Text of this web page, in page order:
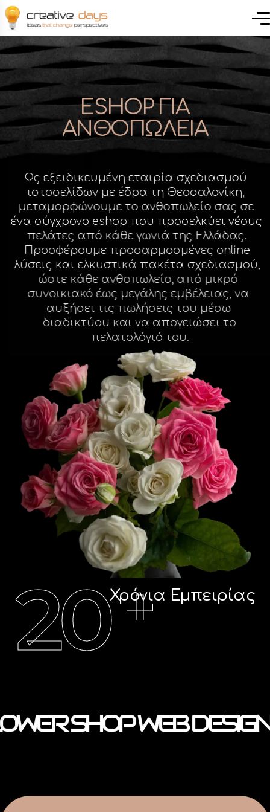
ESHOP ΓΙΑ
ΑΝΘΟΠΩΛΕΙΑ
Ως εξειδικευμένη εταιρία σχεδιασμού
ιστοσελίδων με έδρα τη Θεσσαλονίκη,
μεταμορφώνουμε το ανθοπωλείο σας σε
ένα σύγχρονο eshop που προσελκύει νέους
πελάτες από κάθε γωνιά της Ελλάδας.
Προσφέρουμε προσαρμοσμένες online
λύσεις και ελκυστικά πακέτα σχεδιασμού,
ώστε κάθε ανθοπωλείο, από μικρό
συνοικιακό έως μεγάλης εμβέλειας, να
αυξήσει τις πωλήσεις του μέσω
διαδικτύου και να απογειώσει το
πελατολόγιό του.
20 +
Χρόνια Εμπειρίας
SHOP WEB DESIGN
Facebook
Instagram
LinkedIn
info@creativedays.gr
Ι.ΤΣΑΛΟΥΧΊΔΗ 16-20, ΘΕΣΣΑΛΟΝΊΚΗ 54248